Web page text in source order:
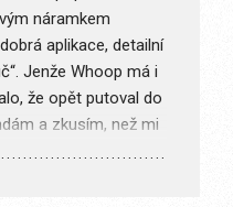
náramkem
aplikace, detailní
Jenže Whoop má i
že opět putoval do
a zkusím, než mi
Ale je…